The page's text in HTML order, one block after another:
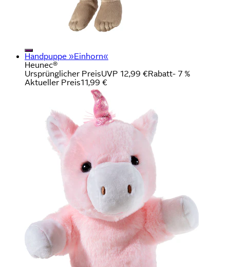
Handpuppe »Einhorn«
Heunec®
Ursprünglicher PreisUVP 12,99 €Rabatt- 7 %
Aktueller Preis11,99 €